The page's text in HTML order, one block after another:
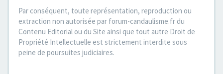
Par conséquent, toute représentation, reproduction ou
extraction non autorisée par forum-candaulisme.fr du
Contenu Editorial ou du Site ainsi que tout autre Droit de
Propriété Intellectuelle est strictement interdite sous
peine de poursuites judiciaires.